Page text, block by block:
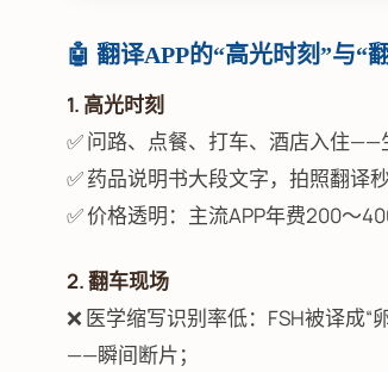
🤖 翻译APP的“高光时刻”与“
1. 高光时刻
✅ 问路、点餐、打车、酒店入住——
✅ 药品说明书大段文字，拍照翻译
✅ 价格透明：主流APP年费200～
2. 翻车现场
❌ 医学缩写识别率低：FSH被译成
——瞬间断片；